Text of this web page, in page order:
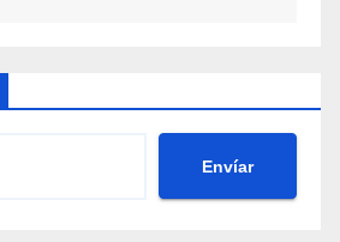
Envíar